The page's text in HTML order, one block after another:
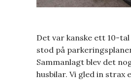
Det var kanske ett 10-
stod på
Sammanlagt blev det
husbilar. Vi gled in strax